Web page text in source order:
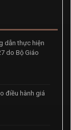
dẫn thực hiện
do Bộ Giáo
điều hành giá